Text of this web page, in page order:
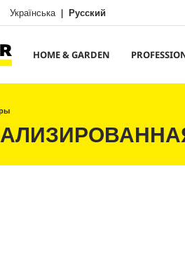
Українська Русский
HOME & GARDEN